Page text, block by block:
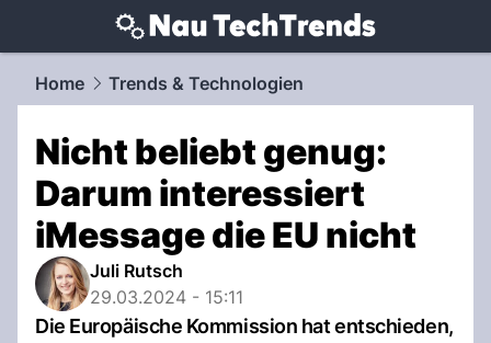
techtrends.NAU.ch
Home Trends & Technologien
Nicht beliebt genug:
Darum interessiert
iMessage die EU nicht
Juli Rutsch
29.03.2024 - 15:11
Die Europäische Kommission hat entschieden,